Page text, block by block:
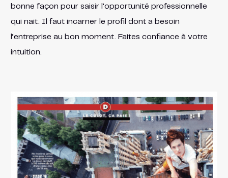
bonne façon pour saisir l’opportunité professionnelle
qui nait. Il faut incarner le profil dont a besoin
l’entreprise au bon moment. Faites confiance à votre
intuition.